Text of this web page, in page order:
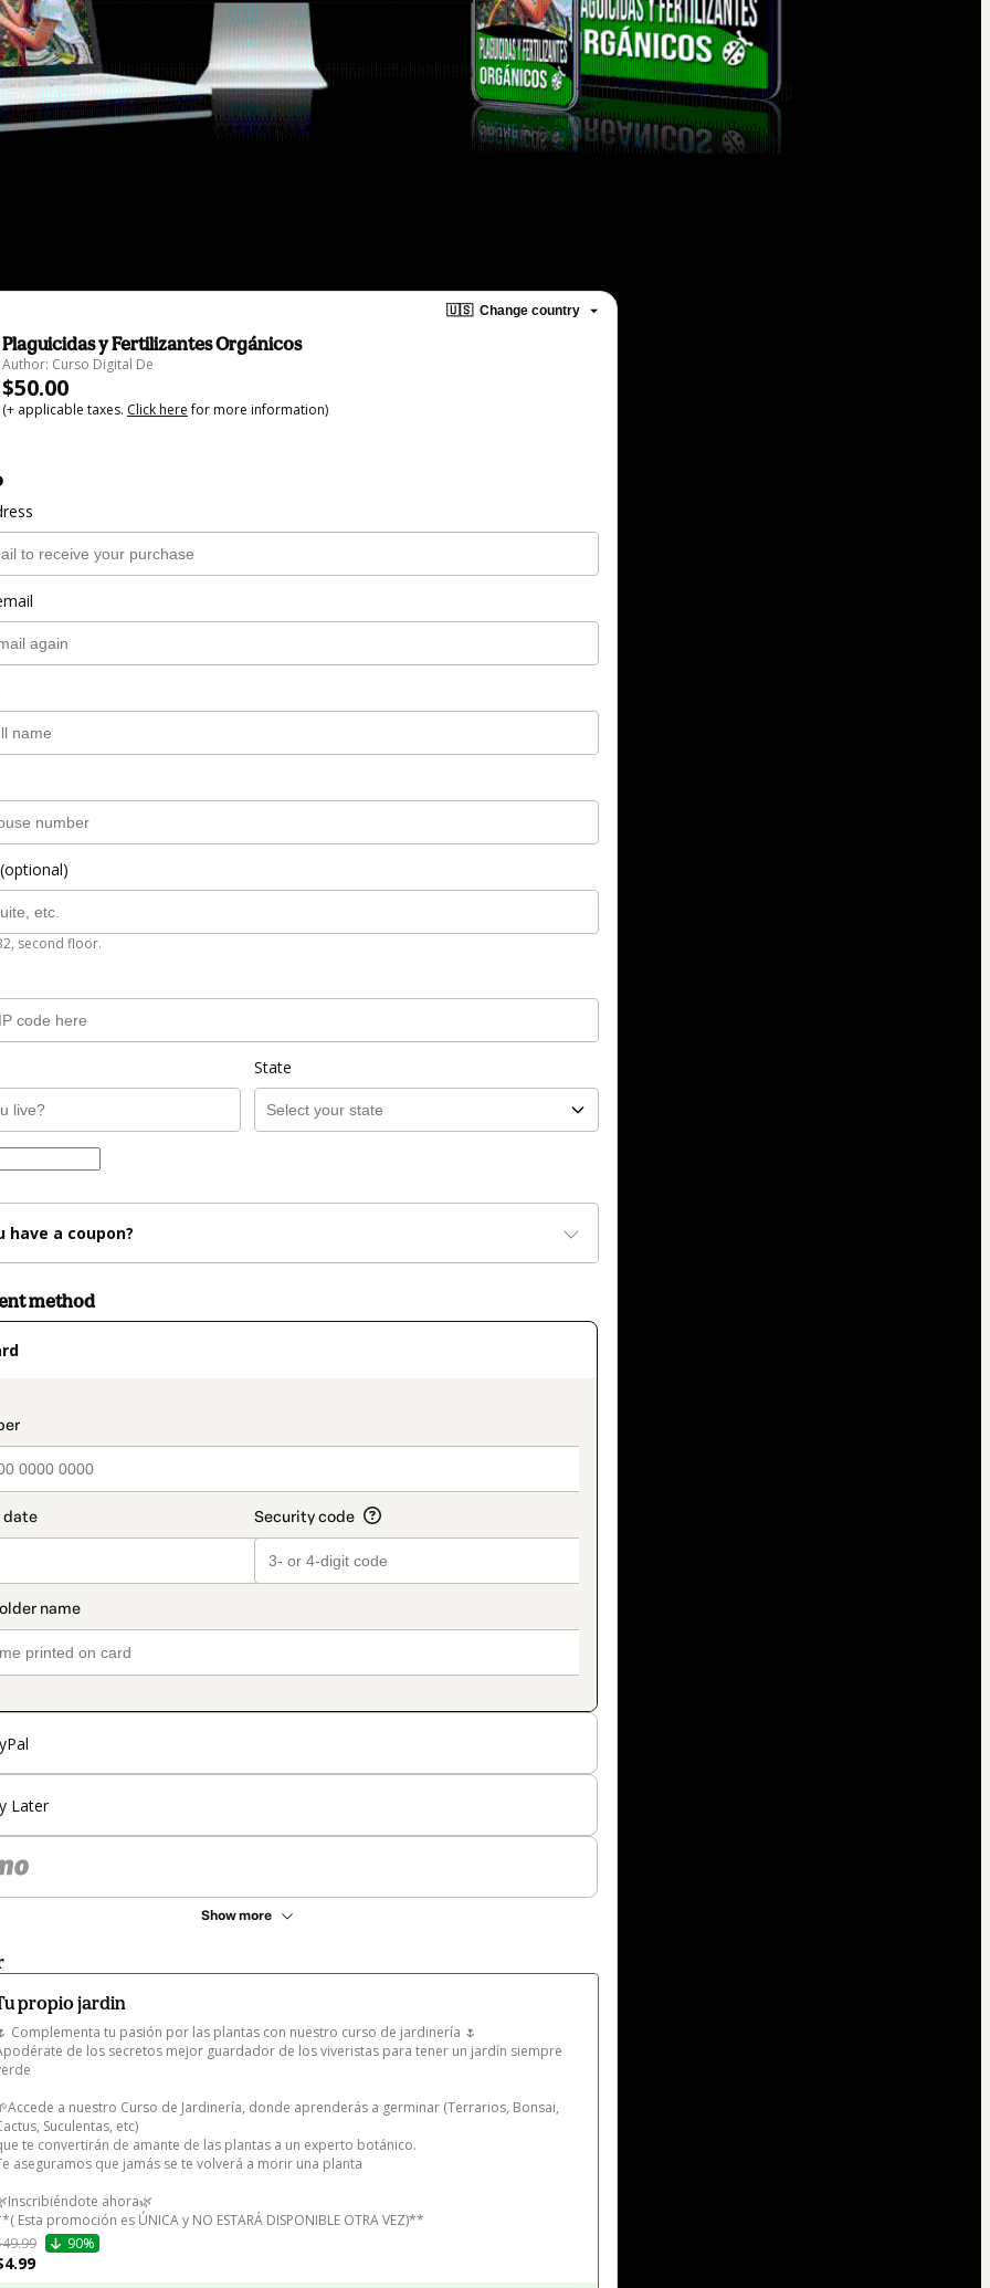
🇺🇸 Change country
Plaguicidas y Fertilizantes Orgánicos
Author: Curso Digital De
$50.00
(+ applicable taxes. Click herefor more information)
second floor.
State
have a coupon?
method
Later
Show more
propio jardin
Complementa tu pasión por las plantas con nuestro curso de jardinería 🌷
de los secretos mejor guardador de los viveristas para tener un jardín siempre
a nuestro Curso de Jardinería, donde aprenderás a germinar (Terrarios, Bonsai,
Suculentas, etc)
te convertirán de amante de las plantas a un experto botánico.
aseguramos que jamás se te volverá a morir una planta
ahora🌿
Esta promoción es ÚNICA y NO ESTARÁ DISPONIBLE OTRA VEZ)**
90%